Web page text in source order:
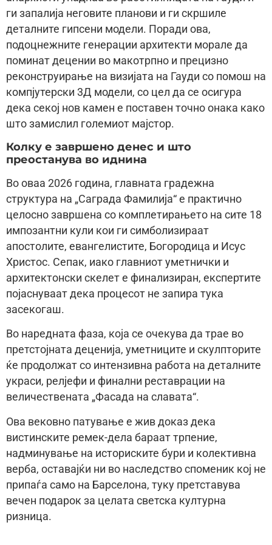
ги запалија неговите планови и ги скршиле
деталните гипсени модели. Поради ова,
подоцнежните генерации архитекти морале да
поминат децении во макотрпно и прецизно
реконструирање на визијата на Гауди со помош на
компјутерски 3Д модели, со цел да се осигура
дека секој нов камен е поставен точно онака како
што замислил големиот мајстор.
Колку е завршено денес и што
преостанува во иднина
Во оваа 2026 година, главната градежна
структура на „Саграда Фамилија“ е практично
целосно завршена со комплетирањето на сите 18
импозантни кули кои ги симболизираат
апостолите, евангелистите, Богородица и Исус
Христос. Сепак, иако главниот уметнички и
архитектонски скелет е финализиран, експертите
појаснуваат дека процесот не запира тука
засекогаш.
Во наредната фаза, која се очекува да трае во
претстојната деценија, уметниците и скулпторите
ќе продолжат со интензивна работа на деталните
украси, релјефи и финални реставрации на
величествената „Фасада на славата“.
Ова вековно патување е жив доказ дека
вистинските ремек-дела бараат трпение,
надминување на историските бури и колективна
верба, оставајќи ни во наследство споменик кој не
припаѓа само на Барселона, туку претставува
вечен подарок за целата светска културна
ризница.